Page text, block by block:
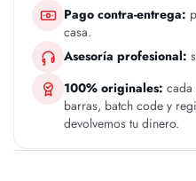
Pago contra-entrega:
casa.
Asesoría profesional:
100% originales:
barras, batch code y
devolvemos tu dinero.